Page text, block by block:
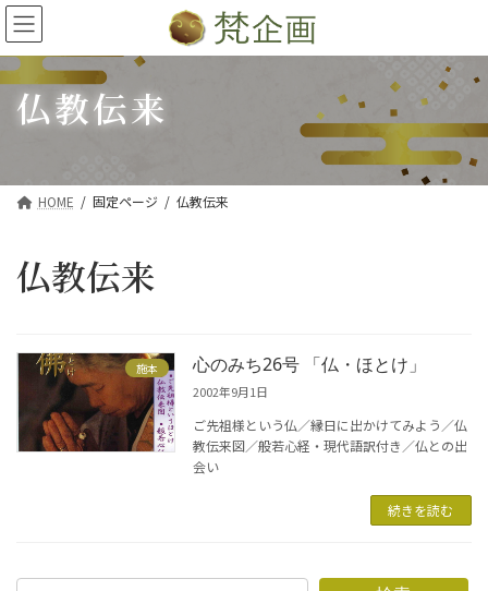
コ
ン
テ
ン
キ
ナ
ビ
ゲ
ー
に
仏教伝来
HOME 固定ページ 仏教伝来
仏教伝来
施本 心のみち26号 「仏・ほとけ」
2002年9月1日
ご先祖様という仏／縁日に出かけてみよう／仏
教伝来図／般若心経・現代語訳付き／仏との出
会い
続きを読む